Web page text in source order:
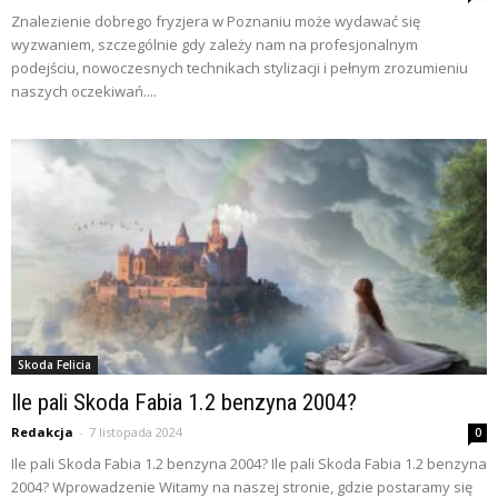
Znalezienie dobrego fryzjera w Poznaniu może wydawać się
wyzwaniem, szczególnie gdy zależy nam na profesjonalnym
podejściu, nowoczesnych technikach stylizacji i pełnym zrozumieniu
naszych oczekiwań....
Skoda Felicia
Ile pali Skoda Fabia 1.2 benzyna 2004?
Redakcja - 7 listopada 2024 0
Ile pali Skoda Fabia 1.2 benzyna 2004? Ile pali Skoda Fabia 1.2 benzyna
2004? Wprowadzenie Witamy na naszej stronie, gdzie postaramy się